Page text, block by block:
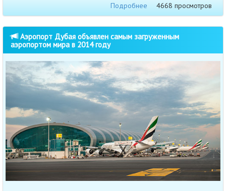
Подробнее
4668 просмотров
Аэропорт Дубая объявлен самым загруженным
аэропортом мира в 2014 году